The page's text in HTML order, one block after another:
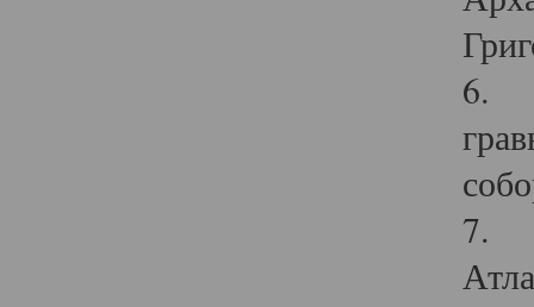
6.
7.